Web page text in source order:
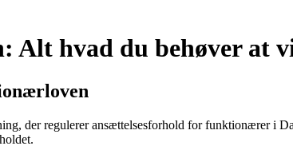
Alt hvad du behøver at
der regulerer ansættelsesforhold for funktionærer i